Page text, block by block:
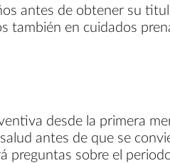
antes de obtener su
también en cuidados
desde la primera
antes de que se
sobre el